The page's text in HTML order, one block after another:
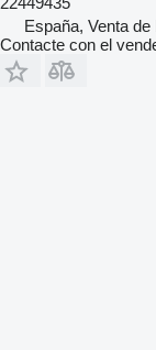
España, Venta de
Contacte con el